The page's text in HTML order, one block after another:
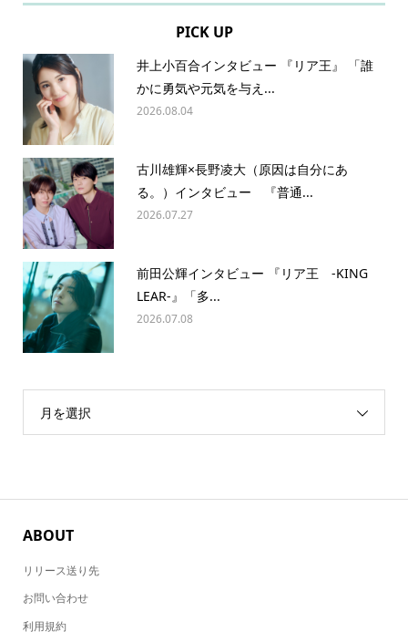
PICK UP
井上小百合インタビュー 『リア王』 「誰
かに勇気や元気を与え...
2026.08.04
古川雄輝×長野凌大（原因は自分にあ
る。）インタビュー 『普通...
2026.07.27
前田公輝インタビュー 『リア王 -KING
LEAR-』「多...
2026.07.08
月を選択
ABOUT
リリース送り先
お問い合わせ
利用規約